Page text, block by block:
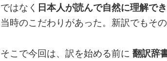
ではなく 日本人が読んで自然に理解で
当時のこだわりがあった。新訳でもそ
そこで今回は、訳を始める前に翻訳辞